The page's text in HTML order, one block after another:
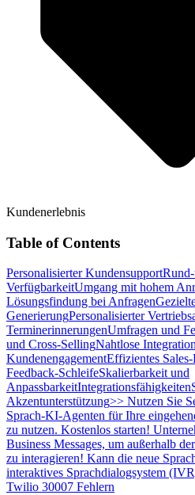
Kundenerlebnis
Table of Contents
Personalisierter Kundensupport
VerfügbarkeitUmgang mit hohem
Lösungsfindung bei Anfragen
GenerierungPersonalisierter
TerminerinnerungenUmfragen und
und Cross-SellingNahtlose Integration
KundenengagementEffizientes
Feedback-SchleifeSkalierbarkeit und
AnpassbarkeitIntegrationsfähigkeiten
Akzentunterstützung>> Nutzen Sie
Sprach-KI-Agenten für Ihre
zu nutzen. Kostenlos starten!
Business Messages, um außerhalb
zu interagieren! Kann die neue
interaktives Sprachdialogsystem
Twilio 30007 Fehlern